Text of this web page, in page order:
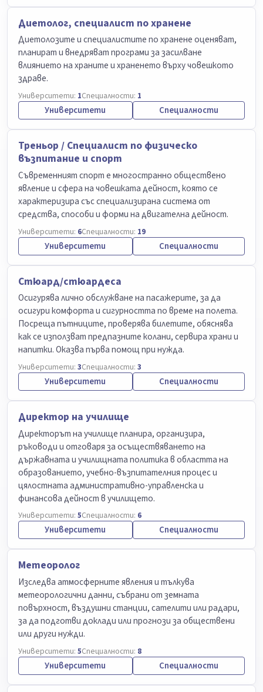
Диетолог, специалист по хранене
Диетолозите и специалистите по хранене оценяват,
планират и внедряват програми за засилване
влиянието на храните и храненето върху човешкото
здраве.
Университети: 1Специалности: 1
Университети Специалности
Треньор / Специалист по физическо
възпитание и спорт
Съвременният спорт е многостранно обществено
явление и сфера на човешката дейност, която се
характеризира със специализирана система от
средства, способи и форми на двигателна дейност.
Университети: 6Специалности: 19
Университети Специалности
Стюард/стюардеса
Осигурява лично обслужване на пасажерите, за да
осигури комфорта и сигурността по време на полета.
Посреща пътниците, проверява билетите, обяснява
как се използват предпазните колани, сервира храни и
напитки. Оказва първа помощ при нужда.
Университети: 3Специалности: 3
Университети Специалности
Директор на училище
Директорът на училище планира, организира,
ръководи и отговаря за осъществяването на
държавната и училищната политика в областта на
образованието, учебно-възпитателния процес и
цялостната административно-управленска и
финансова дейност в училището.
Университети: 5Специалности: 6
Университети Специалности
Метеоролог
Изследва атмосферните явления и тълкува
метеорологични данни, събрани от земната
повърхност, въздушни станции, сателити или радари,
за да подготви доклади или прогнози за обществени
или други нужди.
Университети: 5Специалности: 8
Университети Специалности